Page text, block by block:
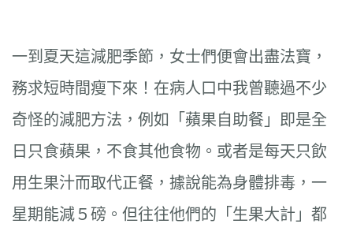
一到夏天這減肥季節，女士們便會出盡法寶，
務求短時間瘦下來！在病人口中我曾聽過不少
奇怪的減肥方法，例如「蘋果自助餐」即是全
日只食蘋果，不食其他食物。或者是每天只飲
用生果汁而取代正餐，據說能為身體排毒，一
星期能減５磅。但往往他們的「生果大計」都